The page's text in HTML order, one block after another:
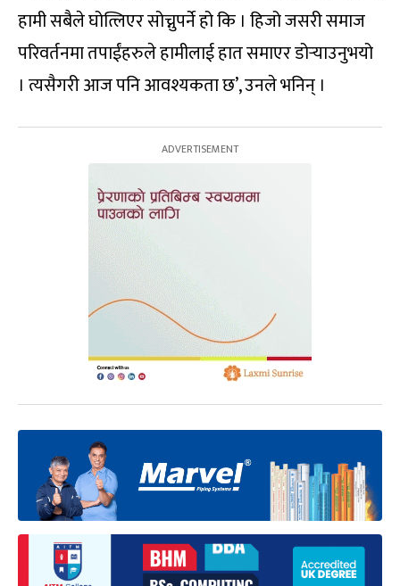
हामी सबैले घोत्लिएर सोच्नुपर्ने हो कि । हिजो जसरी समाज
परिवर्तनमा तपाईंहरुले हामीलाई हात समाएर डोर्‍याउनुभयो
। त्यसैगरी आज पनि आवश्यकता छ’, उनले भनिन् ।